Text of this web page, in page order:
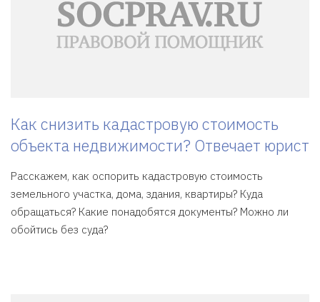
Как снизить кадастровую стоимость
объекта недвижимости? Отвечает юрист
Расскажем, как оспорить кадастровую стоимость
земельного участка, дома, здания, квартиры? Куда
обращаться? Какие понадобятся документы? Можно ли
обойтись без суда?